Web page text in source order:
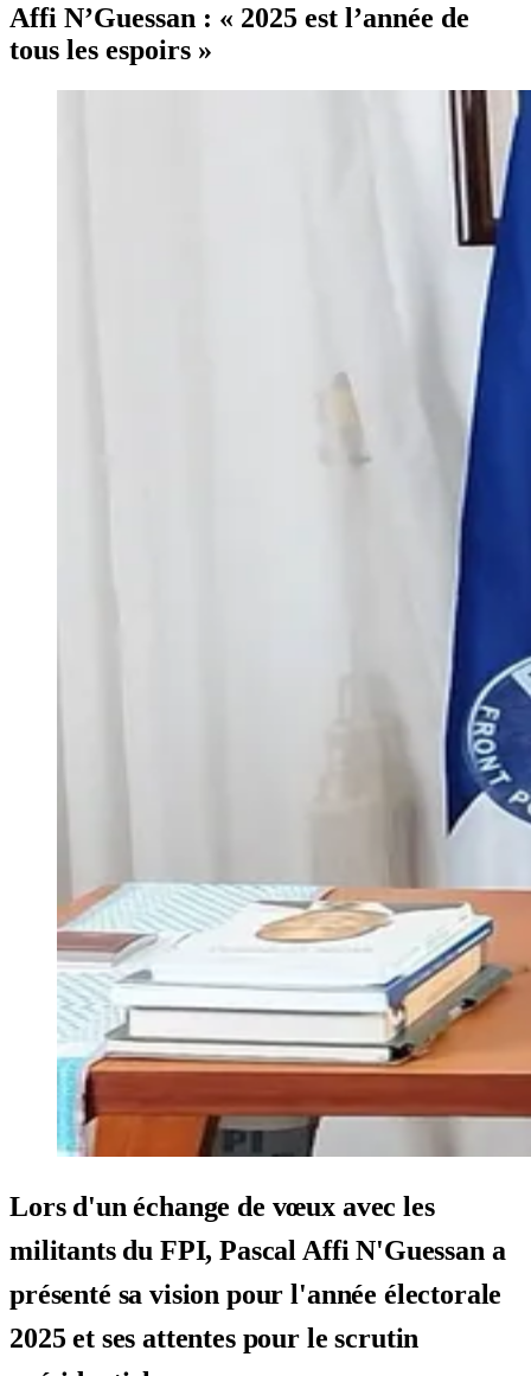
Affi N’Guessan : « 2025 est l’année de
tous les espoirs »
Lors d'un échange de vœux avec les
militants du FPI, Pascal Affi N'Guessan a
présenté sa vision pour l'année électorale
2025 et ses attentes pour le scrutin